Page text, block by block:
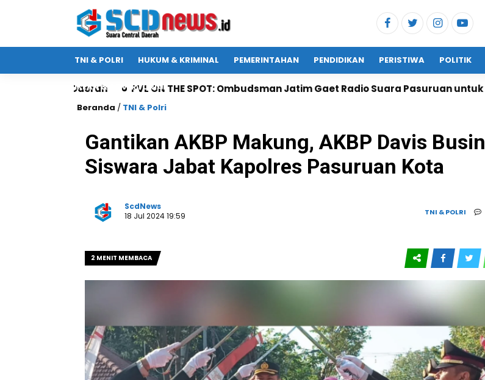
TNI & POLRI HUKUM & KRIMINAL PEMERINTAHAN PENDIDIKAN PERISTIWA POLITIK
IKLAN & ADVERTORIAL
PVL ON THE SPOT: Ombudsman Jatim Gaet Radio Suara Pasuruan untuk Edukasi Pelayanan
Beranda / TNI & Polri
Gantikan AKBP Makung, AKBP Davis Busin
Siswara Jabat Kapolres Pasuruan Kota
ScdNews
18 Jul 2024 19:59
TNI & POLRI
2 MENIT MEMBACA